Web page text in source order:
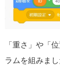
「重さ」や「
ラムを組みまし